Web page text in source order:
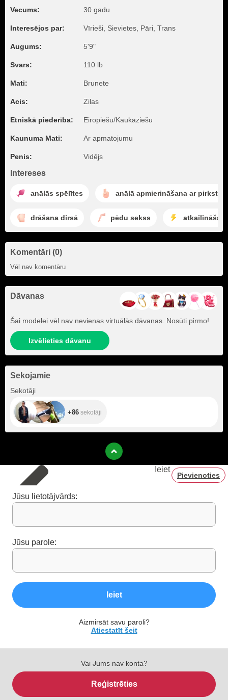
Vecums: 30 gadu
Interesējos par: Vīrieši, Sievietes, Pāri, Trans
Augums: 5'9"
Svars: 110 lb
Mati: Brunete
Acis: Zilas
Etniskā piederība: Eiropiešu/Kaukāziešu
Kaunuma Mati: Ar apmatojumu
Penis: Vidējs
Intereses
anālās spēlītes anālā apmierināšana ar
drāšana dirsā pēdu sekss
Komentāri (0)
Vēl nav komentāru
Dāvanas
Šai modelei vēl nav nevienas virtuālās dāvanas. Nosūti pirmo!
Izvēlieties dāvanu
Sekojamie
Sekotāji
+86 sekotāji
Ieiet
Pievienoties
Jūsu lietotājvārds:
Jūsu parole:
Ieiet
Aizmirsāt savu paroli?
Atiestatīt šeit
Vai Jums nav konta?
Reģistrēties